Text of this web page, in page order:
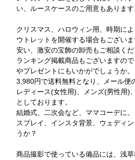
い、ルースケースのご用意もあります
クリスマス、ハロウィン用、時期に
ウトレットを開催する場合もございま
安い、激安の宝飾の卸売もご相談くだ
ランキング掲載商品もございますの
やプレゼントにもいかがでしょうか。
3,980円で送料無料となり、メール便
レディース(女性用)、メンズ(男性用)
としております。
結婚式、二次会など、ママコーデに
スプレイ、インスタ背景、ウェディ
うか？
商品撮影で使っている備品には、浅